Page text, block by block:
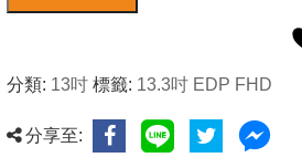
分類: 13吋 標籤: 13.3吋 EDP FHD
分享至: